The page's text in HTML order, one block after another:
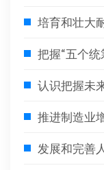
培育和壮大
把握“五个
认识把握未
推进制造业
发展和完善